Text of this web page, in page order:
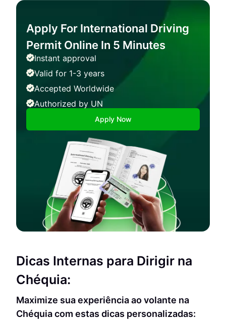
Apply For International Driving
Permit Online In 5 Minutes
Instant approval
Valid for 1-3 years
Accepted Worldwide
Authorized by UN
Apply Now
Dicas Internas para Dirigir na
Chéquia:
Maximize sua experiência ao volante na
Chéquia com estas dicas personalizadas: